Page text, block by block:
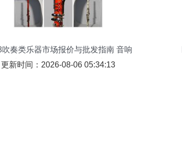
吹奏类乐器市场报价与批发指南 音响
灯光网延伸解析（第3页精选）
更新时间：2026-08-06 05:34:13